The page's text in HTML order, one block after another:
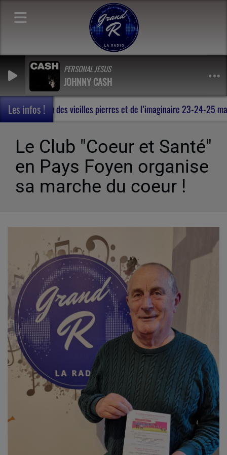
PERSONAL JESUS
JOHNNY CASH
Les infos !
en Terres de Rohan , au milieu des vieilles pierres et de
Le Club "Coeur et Santé"
en Pays Foyen organise
sa marche du coeur !